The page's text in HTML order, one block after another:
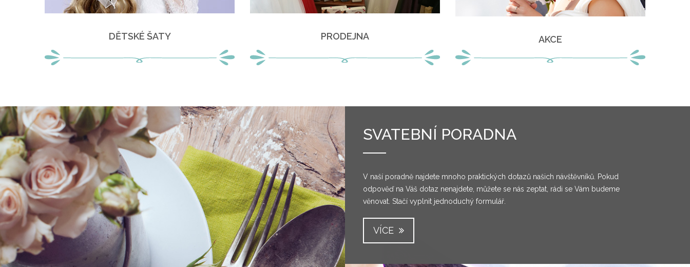
DĚTSKÉ ŠATY PRODEJNA AKCE
SVATEBNÍ PORADNA
V naší poradně najdete mnoho praktických dotazů našich návštěvníků. Pokud
odpověď na Váš dotaz nenajdete, můžete se nás zeptat, rádi se Vám budeme
věnovat. Stačí vyplnit jednoduchý formulář.
VÍCE